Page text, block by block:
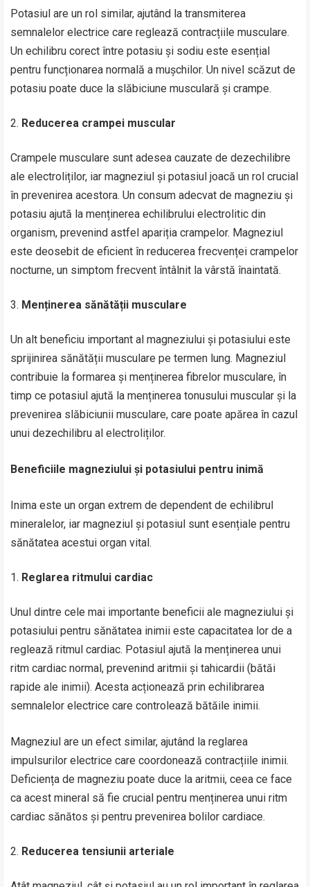
Potasiul are un rol similar, ajutând la transmiterea
semnalelor electrice care reglează contracțiile musculare.
Un echilibru corect între potasiu și sodiu este esențial
pentru funcționarea normală a mușchilor. Un nivel scăzut de
potasiu poate duce la slăbiciune musculară și crampe.
Reducerea crampei muscular
Crampele musculare sunt adesea cauzate de dezechilibre
ale electroliților, iar magneziul și potasiul joacă un rol crucial
în prevenirea acestora. Un consum adecvat de magneziu și
potasiu ajută la menținerea echilibrului electrolitic din
organism, prevenind astfel apariția crampelor. Magneziul
este deosebit de eficient în reducerea frecvenței crampelor
nocturne, un simptom frecvent întâlnit la vârstă înaintată.
Menținerea sănătății musculare
Un alt beneficiu important al magneziului și potasiului este
sprijinirea sănătății musculare pe termen lung. Magneziul
contribuie la formarea și menținerea fibrelor musculare, în
timp ce potasiul ajută la menținerea tonusului muscular și la
prevenirea slăbiciunii musculare, care poate apărea în cazul
unui dezechilibru al electroliților.
Beneficiile magneziului și potasiului pentru inimă
Inima este un organ extrem de dependent de echilibrul
mineralelor, iar magneziul și potasiul sunt esențiale pentru
sănătatea acestui organ vital.
Reglarea ritmului cardiac
Unul dintre cele mai importante beneficii ale magneziului și
potasiului pentru sănătatea inimii este capacitatea lor de a
reglează ritmul cardiac. Potasiul ajută la menținerea unui
ritm cardiac normal, prevenind aritmii și tahicardii (bătăi
rapide ale inimii). Acesta acționează prin echilibrarea
semnalelor electrice care controlează bătăile inimii.
Magneziul are un efect similar, ajutând la reglarea
impulsurilor electrice care coordonează contracțiile inimii.
Deficiența de magneziu poate duce la aritmii, ceea ce face
ca acest mineral să fie crucial pentru menținerea unui ritm
cardiac sănătos și pentru prevenirea bolilor cardiace.
Reducerea tensiunii arteriale